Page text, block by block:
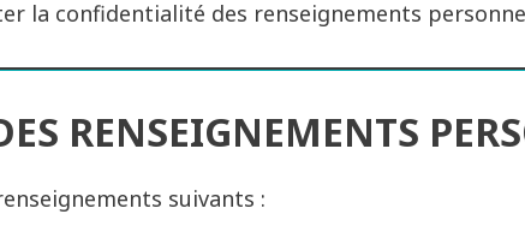
la confidentialité des renseignements
RENSEIGNEMENTS
suivants :